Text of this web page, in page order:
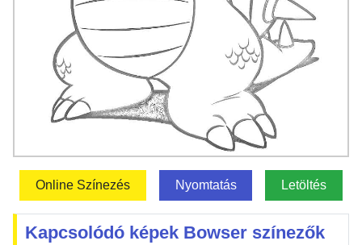
Online Színezés Nyomtatás Letöltés
Kapcsolódó képek Bowser színezők